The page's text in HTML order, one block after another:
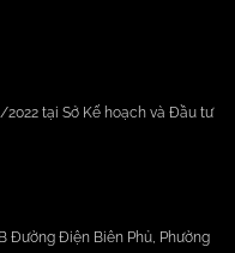
2022 tại Sở Kế hoạch và Đầu tư
Đường Điện Biên Phủ, Phường